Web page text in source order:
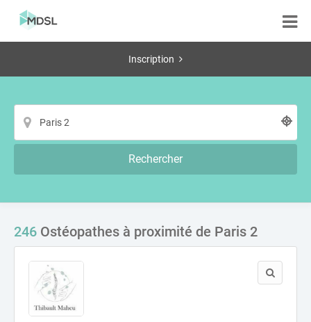
Inscription
Rechercher
246 Ostéopathes à proximité de Paris 2